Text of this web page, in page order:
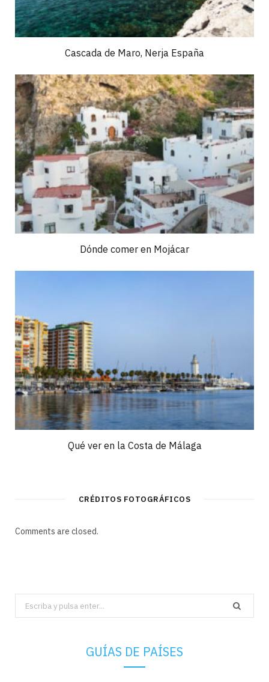
Cascada de Maro, Nerja España
Dónde comer en Mojácar
Qué ver en la Costa de Málaga
CRÉDITOS FOTOGRÁFICOS
Comments are closed.
Search
for:
GUÍAS DE PAÍSES